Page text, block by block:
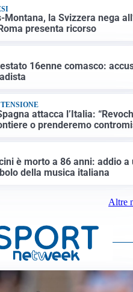
Montana, la Svizzera nega
presenta ricorso
16enne comasco:
attacca l’Italia:
o prenderemo
è morto a 86 anni: addio a
della musica italiana
Altre